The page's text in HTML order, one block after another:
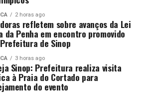
2 horas ago
refletem sobre avanços da Lei
da Penha em encontro promovido
de Sinop
3 horas ago
Sinop: Prefeitura realiza visita
à Praia do Cortado para
do evento